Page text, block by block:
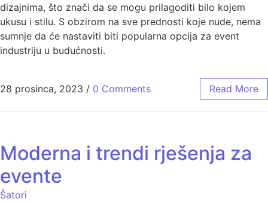
dizajnima, što znači da se mogu prilagoditi bilo kojem
ukusu i stilu. S obzirom na sve prednosti koje nude, nema
sumnje da će nastaviti biti popularna opcija za event
industriju u budućnosti.
28 prosinca, 2023 / 0 Comments Read More
Moderna i trendi rješenja za
evente
Šatori